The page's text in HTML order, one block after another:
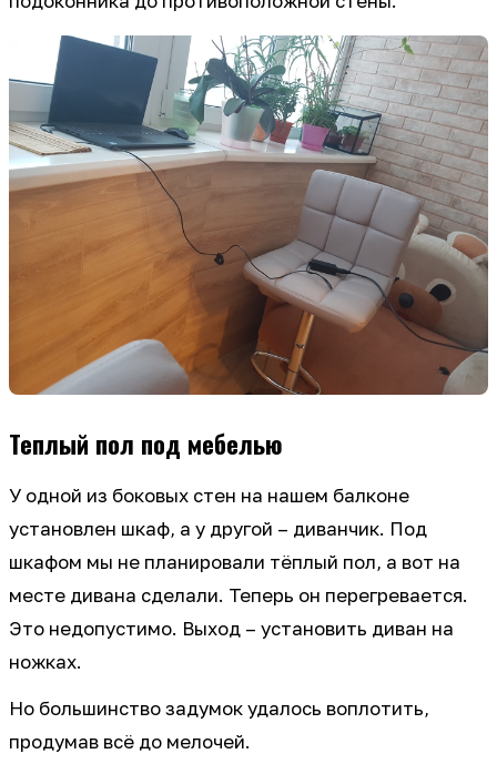
Теплый пол под мебелью
У одной из боковых стен на нашем балконе
установлен шкаф, а у другой – диванчик. Под
шкафом мы не планировали тёплый пол, а вот на
месте дивана сделали. Теперь он перегревается.
Это недопустимо. Выход – установить диван на
ножках.
Но большинство задумок удалось воплотить,
продумав всё до мелочей.